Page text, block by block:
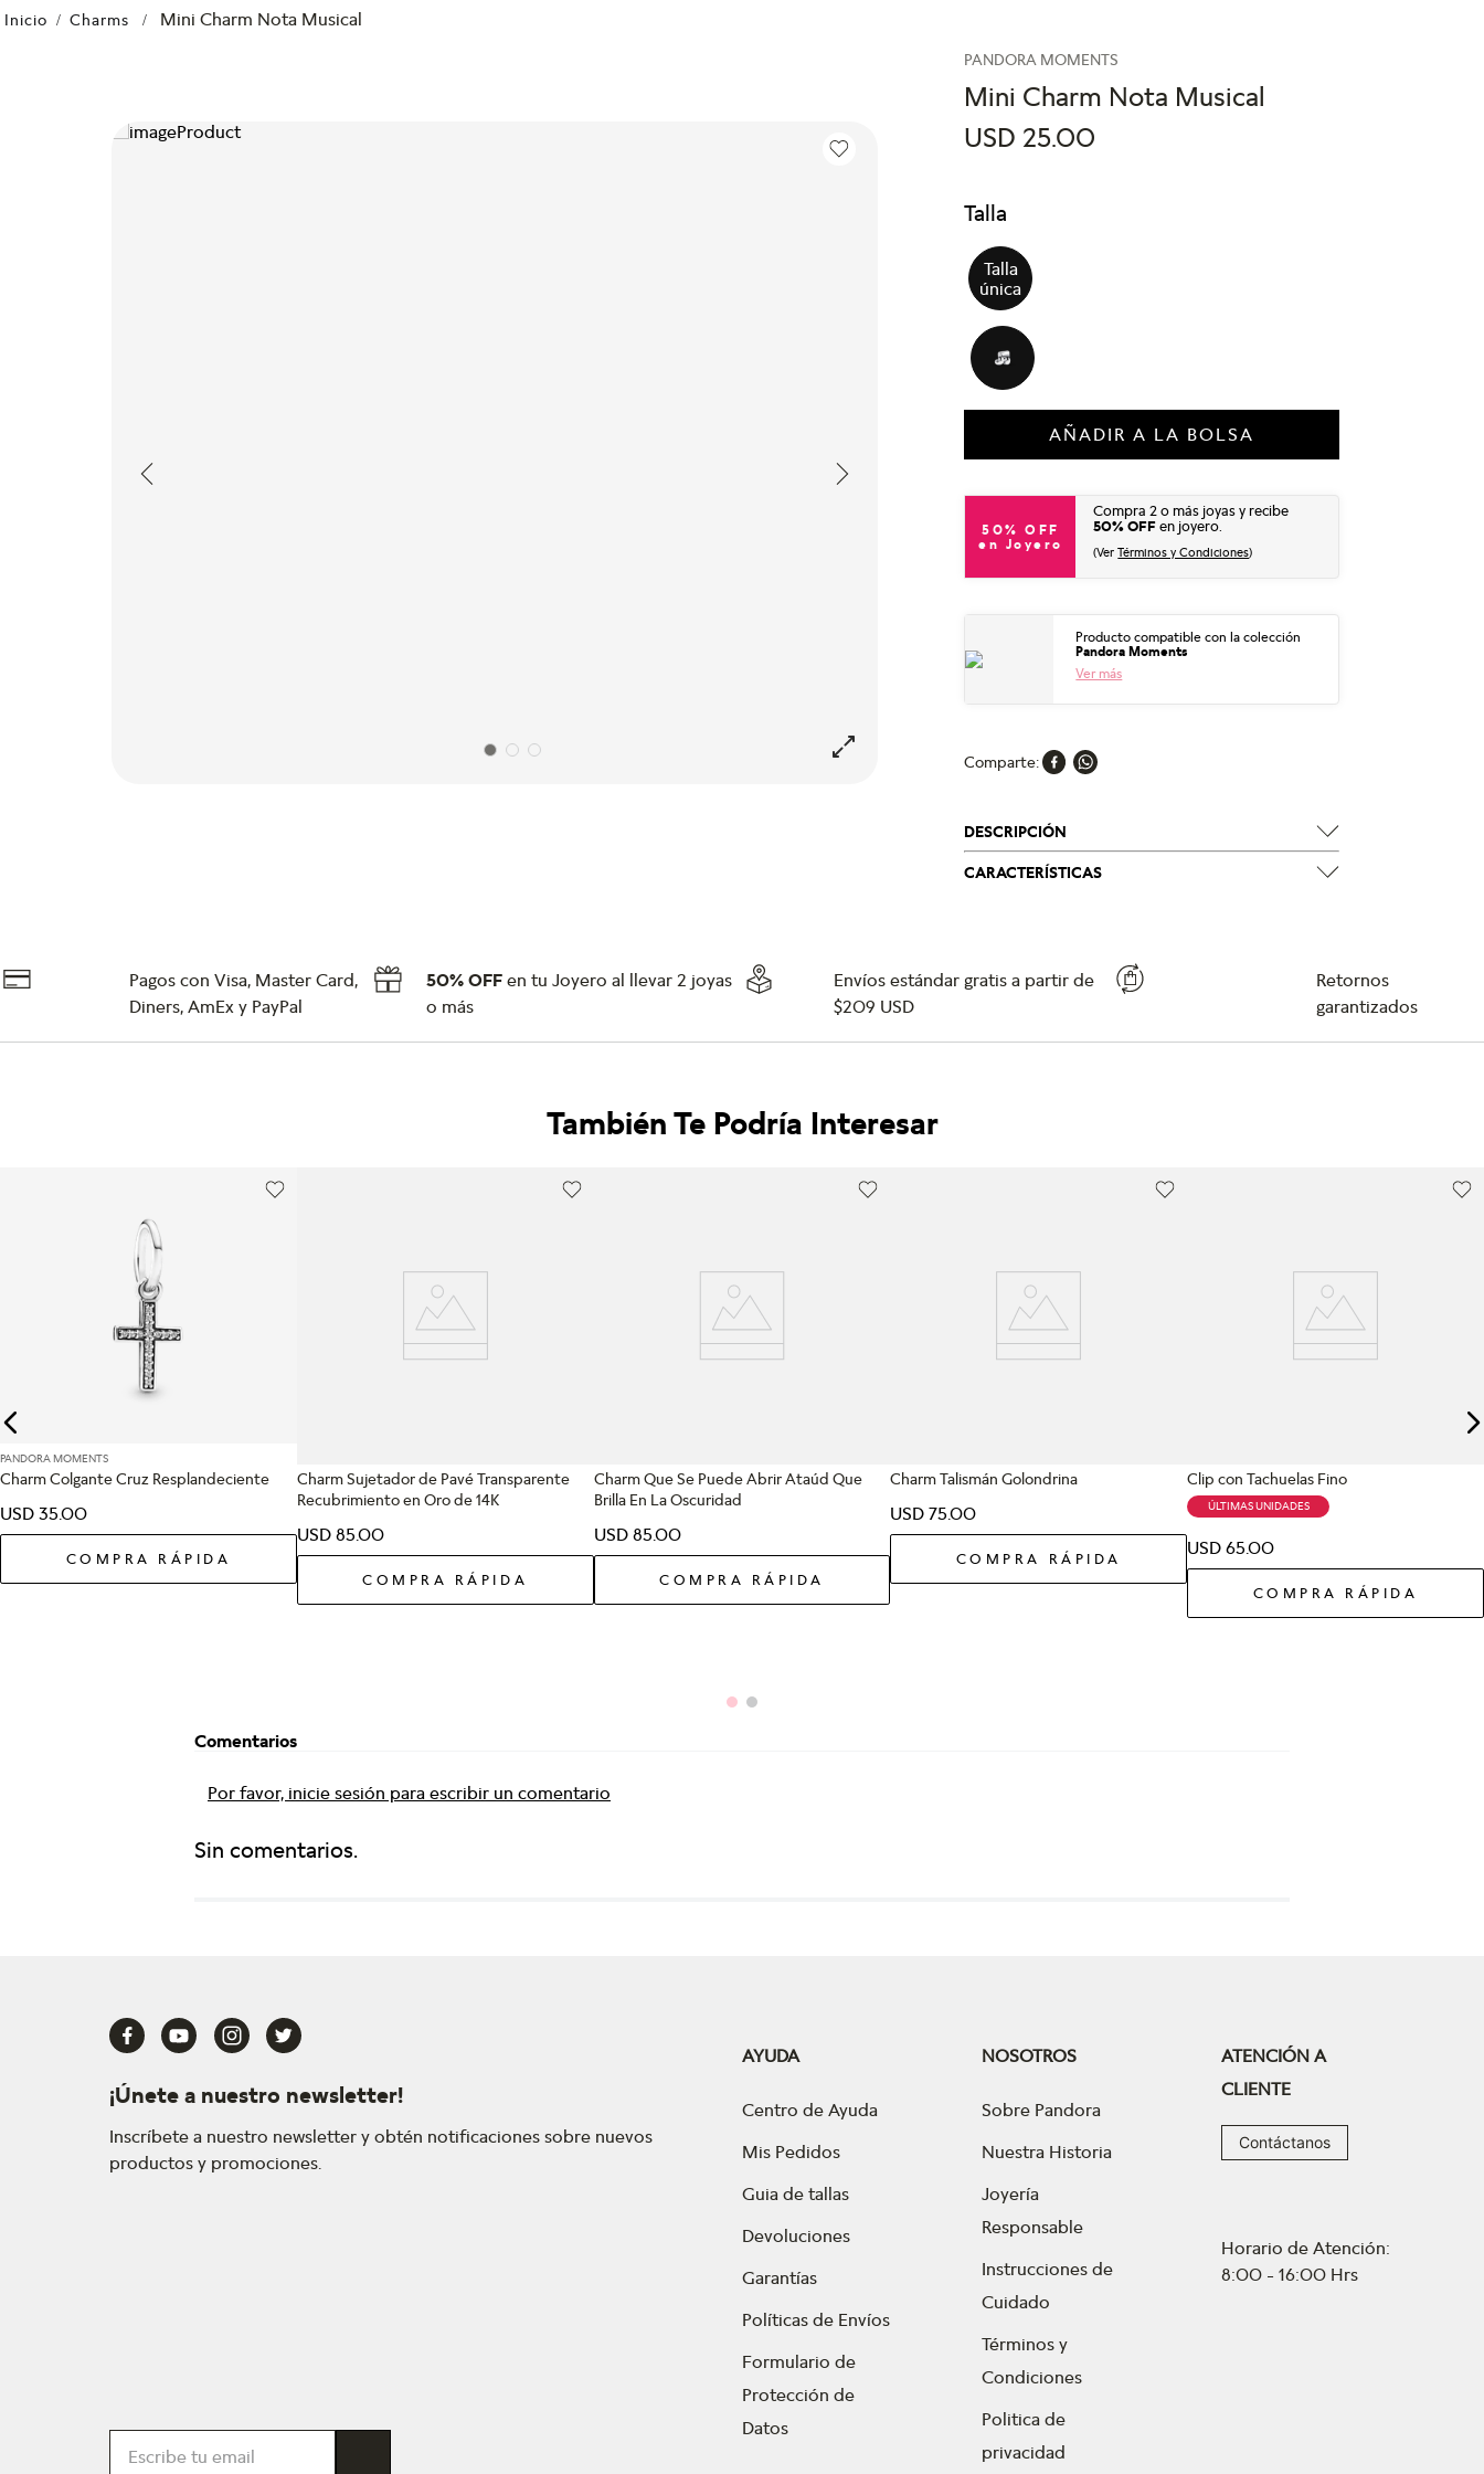
Charms Mini Charm Nota Musical
PANDORA MOMENTS
Mini Charm Nota Musical
USD 25.00
Talla
Talla
única
AÑADIR A LA BOLSA
50% OFF
en Joyero
Compra 2 o más joyas y recibe
50% OFFen joyero.
(VerTérminos y Condiciones)
Producto compatible con la colección
Pandora Moments
Ver más
Comparte
DESCRIPCIÓN
CARACTERÍSTICAS
Pagos con Visa, Master Card,
Diners, AmEx y PayPal
50% OFFen tu Joyero al llevar 2 joyas
o más
Envíos estándar gratis a partir de
$209 USD
Retornos
garantizados
También Te Podría Interesar
PANDORA MOMENTS
Charm Colgante Cruz Resplandeciente
USD 3500
COMPRA RÁPIDA
Charm Sujetador de Pavé Transparente
Recubrimiento en Oro de 14K
USD 8500
COMPRA RÁPIDA
Charm Que Se Puede Abrir Ataúd Que
Brilla En La Oscuridad
USD 8500
COMPRA RÁPIDA
Charm Talismán Golondrina
USD 75.00
COMPRA RÁPIDA
Clip con Tachuelas Fino
ÚLTIMAS UNIDADES
USD 65.00
COMPRA RÁPIDA
Comentarios
Por favor, inicie sesión para escribir un comentario
Sin comentarios.
¡Únete a nuestro newsletter!
Inscríbete a nuestro newsletter y obtén notificaciones sobre nuevos
productos y promociones.
AYUDA
Centro de Ayuda
Mis Pedidos
Guia de tallas
Devoluciones
Garantías
Políticas de Envíos
Formulario de
Protección de
Datos
NOSOTROS
Sobre Pandora
Nuestra Historia
Joyería
Responsable
Instrucciones de
Cuidado
Términos y
Condiciones
Politica de
privacidad
ATENCIÓN A
CLIENTE
Contáctanos
Horario de Atención:
8:00 - 16:00 Hrs